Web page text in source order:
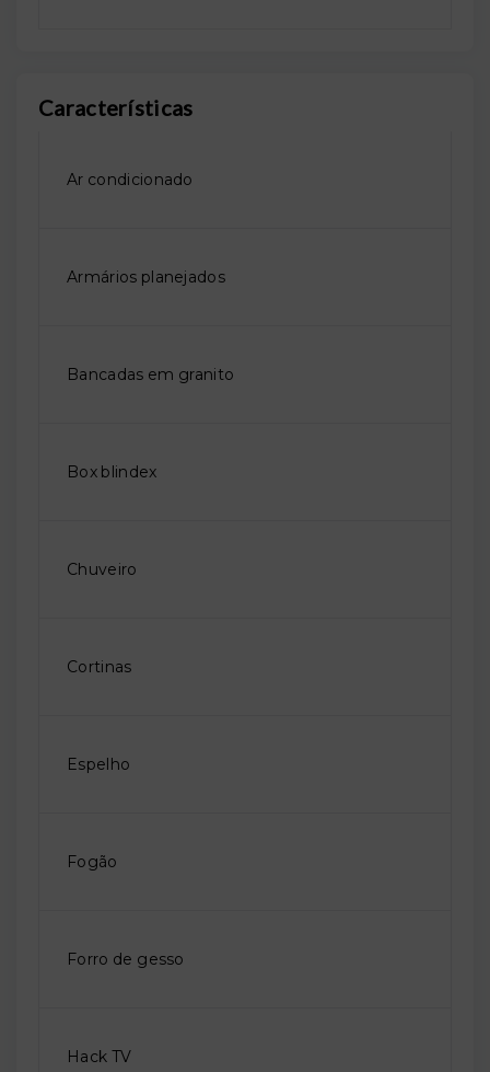
Características
Ar condicionado
Armários planejados
Bancadas em granito
Box blindex
Chuveiro
Cortinas
Espelho
Fogão
Forro de gesso
Hack TV